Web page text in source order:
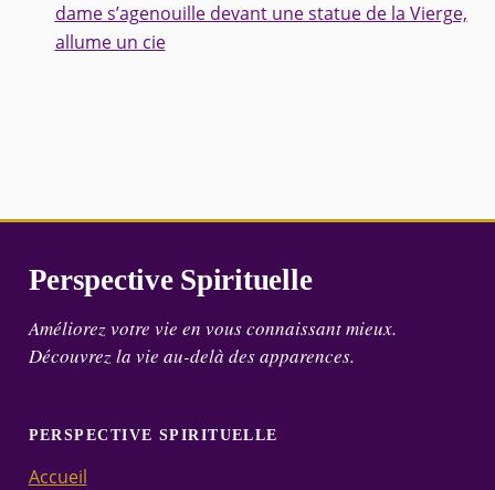
dame s’agenouille devant une statue de la Vierge,
allume un cie
Perspective Spirituelle
Améliorez votre vie en vous connaissant mieux.
Découvrez la vie au-delà des apparences.
PERSPECTIVE SPIRITUELLE
Accueil